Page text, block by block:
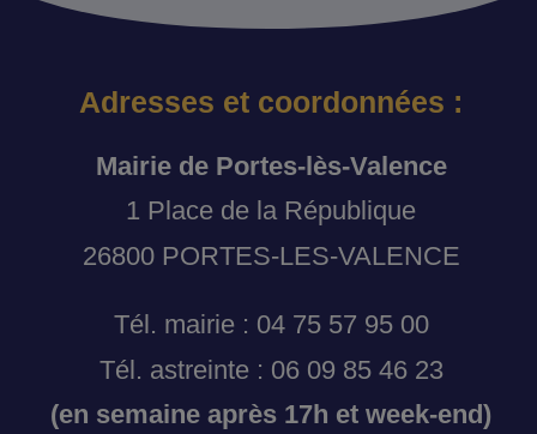
Adresses et coordonnées :
Mairie de Portes-lès-Valence
1 Place de la République
26800 PORTES-LES-VALENCE
Tél. mairie : 04 75 57 95 00
Tél. astreinte : 06 09 85 46 23
(en semaine après 17h et week-end)